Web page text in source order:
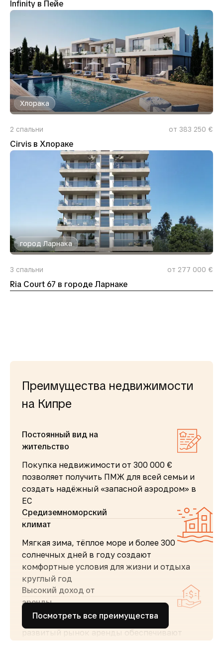
Infinity в Пейе
Хлорака
2 спальни от 383 250 €
Cirvis в Хлораке
город Ларнака
3 спальни от 277 000 €
Ria Court 67 в городе Ларнаке
Преимущества недвижимости
на Кипре
Постоянный вид на
жительство
Покупка недвижимости от 300 000 €
позволяет получить ПМЖ для всей семьи и
создать надёжный «запасной аэродром» в
ЕС
Средиземноморский
климат
Мягкая зима, тёплое море и более 300
солнечных дней в году создают
комфортные условия для жизни и отдыха
круглый год
Высокий доход от
аренды
Стабильный туристический поток и
развитый рынок аренды обеспечивают
Посмотреть все преимущества